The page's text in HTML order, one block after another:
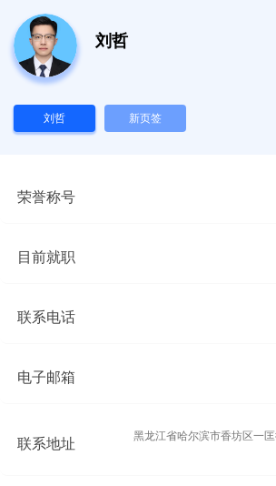
刘哲
刘哲 新页签
荣誉称号
目前就职
联系电话
电子邮箱
联系地址
黑龙江省哈尔滨市香坊区一